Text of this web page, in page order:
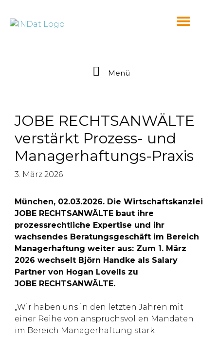
Menü
JOBE RECHTSANWÄLTE
verstärkt Prozess- und
Managerhaftungs-Praxis
3. März 2026
München, 02.03.2026. Die Wirtschaftskanzlei
JOBE RECHTSANWÄLTE baut ihre
prozessrechtliche Expertise und ihr
wachsendes Beratungsgeschäft im Bereich
Managerhaftung weiter aus: Zum 1. März
2026 wechselt Björn Handke als Salary
Partner von Hogan Lovells zu
JOBE RECHTSANWÄLTE.
„Wir haben uns in den letzten Jahren mit
einer Reihe von anspruchsvollen Mandaten
im Bereich Managerhaftung stark